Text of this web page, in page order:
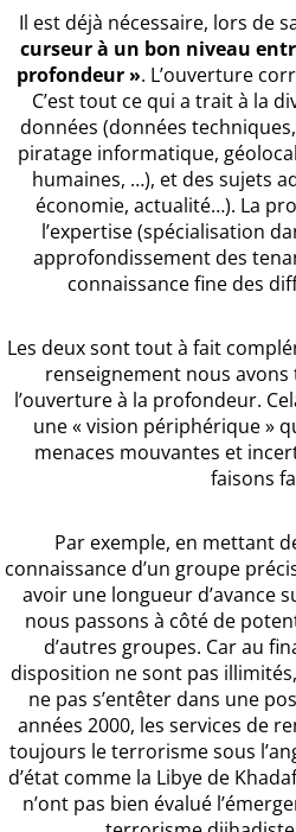
Il est déjà nécessaire, lors de
curseur à un bon niveau
profondeur ». L’ouverture
C’est tout ce qui a trait à la
données (données
piratage informatique,
humaines, …), et des sujets
économie, actualité…). La
l’expertise (spécialisation
approfondissement des
connaissance fine des
Les deux sont tout à fait
renseignement nous
l’ouverture à la profondeur.
une « vision périphérique »
menaces mouvantes et
faisons
Par exemple, en mettant
connaissance d’un groupe
avoir une longueur d’avance
nous passons à côté de
d’autres groupes. Car au
disposition ne sont pas
ne pas s’entêter dans une
années 2000, les services de
toujours le terrorisme sous
d’état comme la Libye de
n’ont pas bien évalué